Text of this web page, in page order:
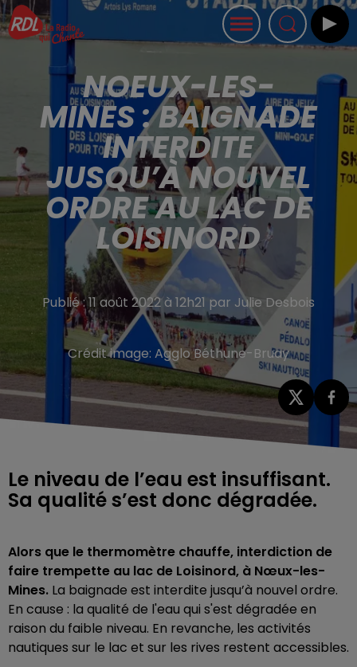
NOEUX-LES-
MINES : BAIGNADE
INTERDITE
JUSQU’À NOUVEL
ORDRE AU LAC DE
LOISINORD
Publié : 11 août 2022 à 12h21 par Julie Desbois
Crédit image: Agglo Béthune-Bruay
Le niveau de l’eau est insuffisant.
Sa qualité s’est donc dégradée.
Alors que le thermomètre chauffe, interdiction de
faire trempette au lac de Loisinord, à Nœux-les-
Mines. La baignade est interdite jusqu’à nouvel ordre.
En cause : la qualité de l'eau qui s'est dégradée en
raison du faible niveau. En revanche, les activités
nautiques sur le lac et sur les rives restent accessibles.